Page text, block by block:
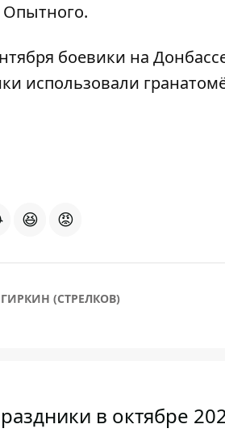
Опытного.
боевики на
использовали
😆 😡
ГИРКИН (СТРЕЛКОВ)
в октябре